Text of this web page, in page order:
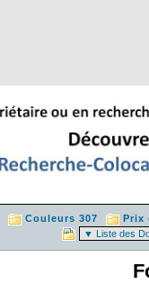
Couleurs 307 Prix